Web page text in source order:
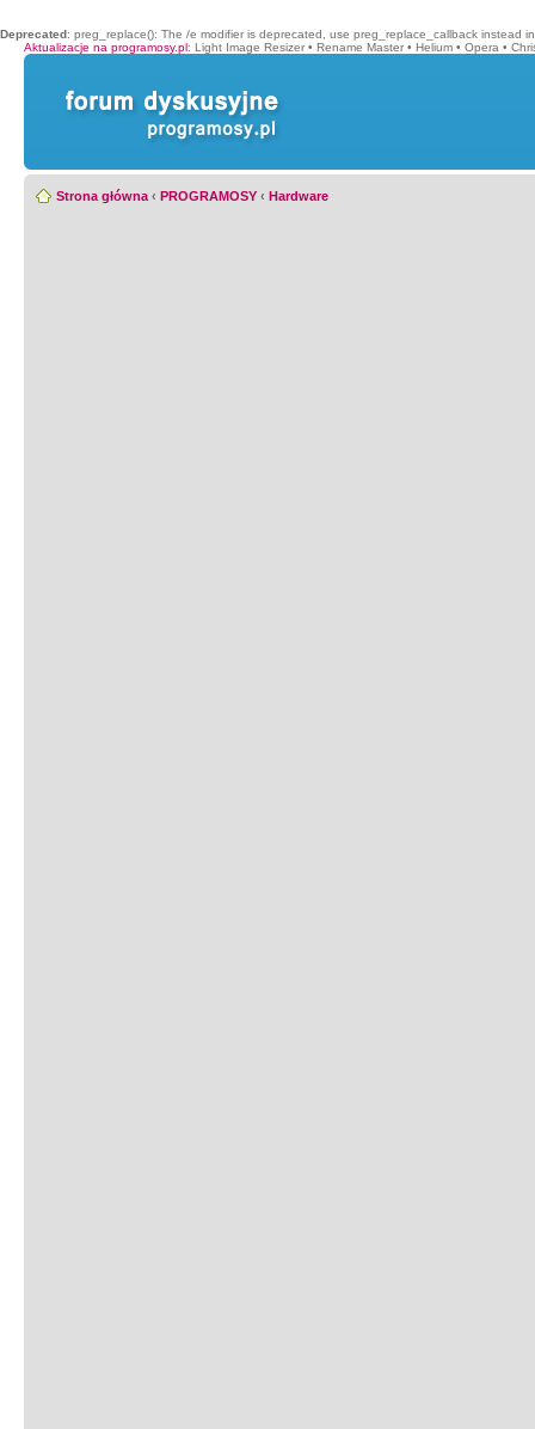
Deprecated: preg_replace(): The /e modifier is deprecated, use preg_replace_callback instead
Aktualizacje na programosy.pl: Light Image Resizer • Rename Master • Helium • Opera •
Strona główna ‹ PROGRAMOSY ‹ Hardware